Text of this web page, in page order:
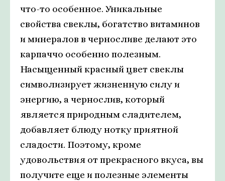
что-то особенное. Уникальные
свойства свеклы, богатство витаминов
и минералов в черносливе делают это
карпаччо особенно полезным.
Насыщенный красный цвет свеклы
символизирует жизненную силу и
энергию, а чернослив, который
является природным сладителем,
добавляет блюду нотку приятной
сладости. Поэтому, кроме
удовольствия от прекрасного вкуса, вы
получите еще и полезные элементы